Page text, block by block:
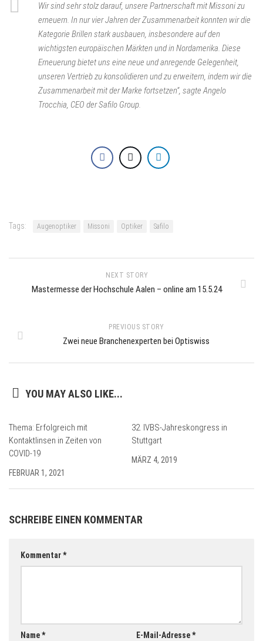
Wir sind sehr stolz darauf, unsere Partnerschaft mit Missoni zu
erneuern. In nur vier Jahren der Zusammenarbeit konnten wir die
Kategorie Brillen stark ausbauen, insbesondere auf den
wichtigsten europäischen Märkten und in Nordamerika. Diese
Erneuerung bietet uns eine neue und anregende Gelegenheit,
unseren Vertrieb zu konsolidieren und zu erweitern, indem wir die
Zusammenarbeit mit der Marke fortsetzen“, sagte Angelo
Trocchia, CEO der Safilo Group.
Tags: Augenoptiker Missoni Optiker Safilo
NEXT STORY
Mastermesse der Hochschule Aalen – online am 15.5.24
PREVIOUS STORY
Zwei neue Branchenexperten bei Optiswiss
YOU MAY ALSO LIKE...
Thema: Erfolgreich mit
Kontaktlinsen in Zeiten von
COVID-19
FEBRUAR 1, 2021
32. IVBS-Jahreskongress in
Stuttgart
MÄRZ 4, 2019
SCHREIBE EINEN KOMMENTAR
Kommentar*
Name* E-Mail-Adresse*